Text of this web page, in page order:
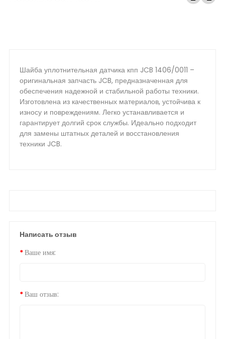
Шайба уплотнительная датчика кпп JCB 1406/0011 –
оригинальная запчасть JCB, предназначенная для
обеспечения надежной и стабильной работы техники.
Изготовлена из качественных материалов, устойчива к
износу и повреждениям. Легко устанавливается и
гарантирует долгий срок службы. Идеально подходит
для замены штатных деталей и восстановления
техники JCB.
Написать отзыв
Ваше имя:
Ваш отзыв: